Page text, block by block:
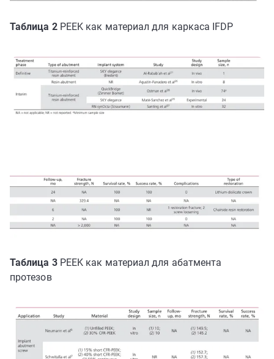
Таблица 2PEEK как материал для каркаса IFDP
Таблица 3PEEK как материал для абатмента
протезов